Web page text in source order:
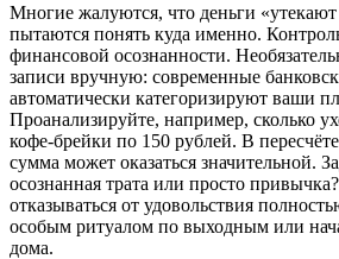
Многие жалуются, что деньги
пытаются понять куда именно.
финансовой осознанности.
записи вручную: современные
автоматически категоризируют ваши
Проанализируйте, например, сколько
кофе-брейки по 150 рублей. В
сумма может оказаться значительной.
осознанная трата или просто
отказываться от удовольствия
особым ритуалом по выходным или
дома.